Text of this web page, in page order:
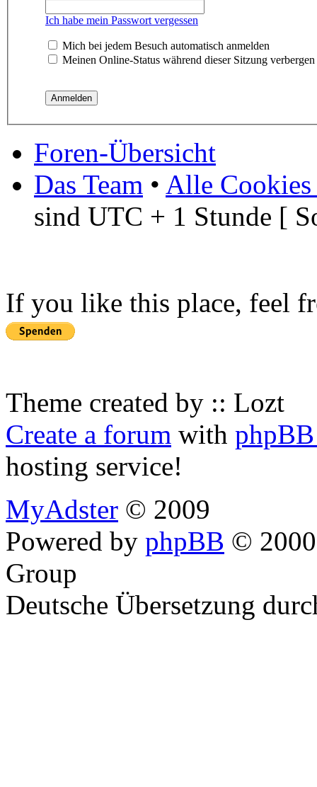
Ich habe mein Passwort vergessen
Mich bei jedem Besuch automatisch anmelden
Meinen Online-Status während dieser Sitzung verbergen
Foren-Übersicht
Das Team • Alle Cookies
sind UTC + 1 Stunde [
If you like this place, feel
Theme created by :: Lozt
Create a forum with
hosting service!
MyAdster © 2009
Powered by phpBB ©
Group
Deutsche Übersetzung